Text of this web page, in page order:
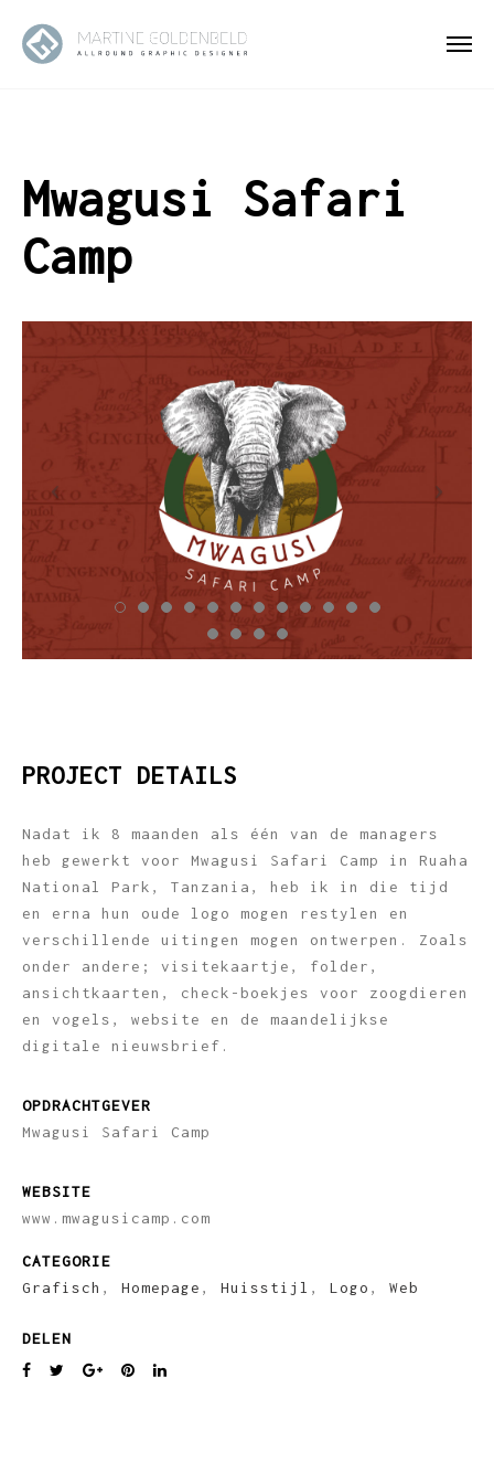
Mwagusi Safari
Camp
PROJECT DETAILS
Nadat ik 8 maanden als één van de managers
heb gewerkt voor Mwagusi Safari Camp in Ruaha
National Park, Tanzania, heb ik in die tijd
en erna hun oude logo mogen restylen en
verschillende uitingen mogen ontwerpen. Zoals
onder andere; visitekaartje, folder,
ansichtkaarten, check-boekjes voor zoogdieren
en vogels, website en de maandelijkse
digitale nieuwsbrief.
OPDRACHTGEVER
Mwagusi Safari Camp
WEBSITE
www.mwagusicamp.com
CATEGORIE
Grafisch , Homepage , Huisstijl , Logo , Web
DELEN